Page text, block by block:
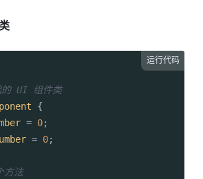
运行代码
UI 组件类
{
= 0;
= 0;
方法